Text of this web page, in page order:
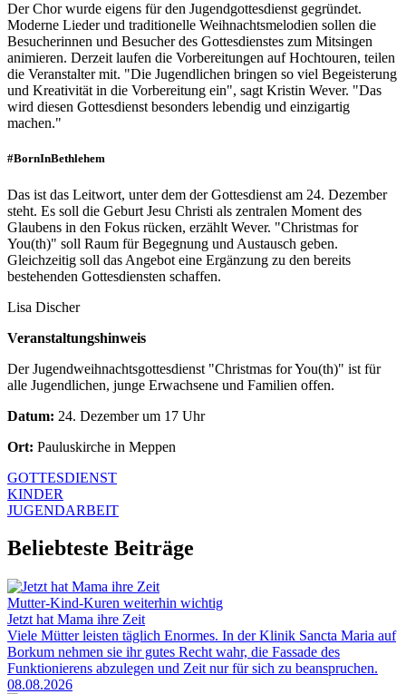
Der Chor wurde eigens für den Jugendgottesdienst gegründet.
Moderne Lieder und traditionelle Weihnachtsmelodien sollen die
Besucherinnen und Besucher des Gottesdienstes zum Mitsingen
animieren. Derzeit laufen die Vorbereitungen auf Hochtouren, teilen
die Veranstalter mit. "Die Jugendlichen bringen so viel Begeisterung
und Kreativität in die Vorbereitung ein", sagt Kristin Wever. "Das
wird diesen Gottesdienst besonders lebendig und einzigartig
machen."
#BornInBethlehem
Das ist das Leitwort, unter dem der Gottesdienst am 24. Dezember
steht. Es soll die Geburt Jesu Christi als zentralen Moment des
Glaubens in den Fokus rücken, erzählt Wever. "Christmas for
You(th)" soll Raum für Begegnung und Austausch geben.
Gleichzeitig soll das Angebot eine Ergänzung zu den bereits
bestehenden Gottesdiensten schaffen.
Lisa Discher
Veranstaltungshinweis
Der Jugendweihnachtsgottesdienst "Christmas for You(th)" ist für
alle Jugendlichen, junge Erwachsene und Familien offen.
Datum: 24. Dezember um 17 Uhr
Ort: Pauluskirche in Meppen
GOTTESDIENST
KINDER
JUGENDARBEIT
Beliebteste Beiträge
Mutter-Kind-Kuren weiterhin wichtig
Jetzt hat Mama ihre Zeit
Viele Mütter leisten täglich Enormes. In der Klinik Sancta Maria auf
Borkum nehmen sie ihr gutes Recht wahr, die Fassade des
Funktionierens abzulegen und Zeit nur für sich zu beanspruchen.
08.08.2026